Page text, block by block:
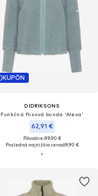
KUPÓN
DIDRIKSONS
Funkčná flisová bunda 'Alexa'
62,91 €
Pôvodne: 89,90 €
Posledná najnižšia cena:69,90 €